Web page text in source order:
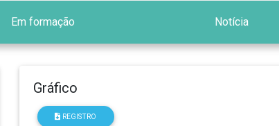
Em formação Notícia
Gráfico
REGISTRO